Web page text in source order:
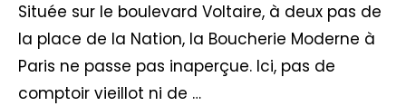
Située sur le boulevard Voltaire, à deux pas de
la place de la Nation, la Boucherie Moderne à
Paris ne passe pas inaperçue. Ici, pas de
comptoir vieillot ni de …